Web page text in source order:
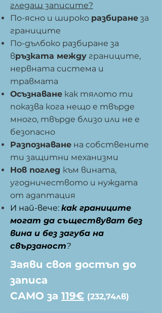
гледаш записите?
По-ясно и широко разбиране за
границите
По-дълбоко разбиране за
връзката между границите,
нервната система и
травмата
Осъзнаване как тялото ти
показва кога нещо е твърде
много, твърде близо или не е
безопасно
Разпознаване на собствените
ти защитни механизми
Нов поглед към вината,
угодничеството и нуждата
от адаптация
И най-вече: как границите
могат да съществуват без
вина и без загуба на
свързаност?
Заяви своя достъп до
записа
САМО за 119€ (232,74лв)